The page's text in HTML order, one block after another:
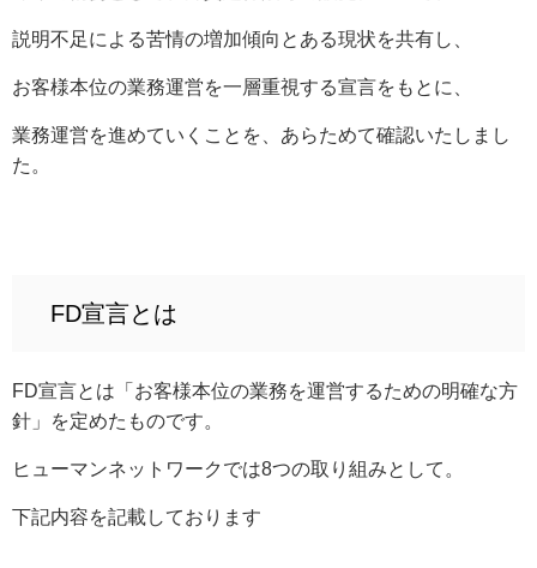
説明不足による苦情の増加傾向とある現状を共有し、
お客様本位の業務運営を一層重視する宣言をもとに、
業務運営を進めていくことを、あらためて確認いたしまし
た。
FD宣言とは
FD宣言とは「お客様本位の業務を運営するための明確な方
針」を定めたものです。
ヒューマンネットワークでは8つの取り組みとして。
下記内容を記載しております